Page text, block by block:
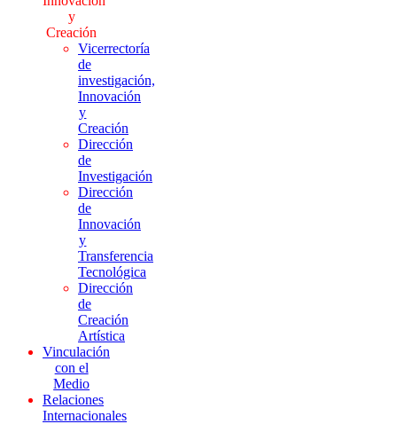
y
Creación
Vicerrectoría
de
investigación,
Innovación
y
Creación
Dirección
de
Investigación
Dirección
de
Innovación
y
Transferencia
Tecnológica
Dirección
de
Creación
Artística
Vinculación
con el
Medio
Relaciones
Internacionales